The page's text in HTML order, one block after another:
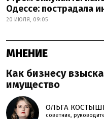
Одессе: пострадала
20 ИЮЛЯ, 09:05
МНЕНИЕ
Как бизнесу
имущество
ОЛЬГА
советник,